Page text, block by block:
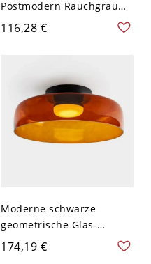
Postmodern Rauchgrau
Glas 3-Licht Schlafzimmer
Deckenlampe
116,28 €
Moderne schwarze
geometrische Glas-
Halbflächenleuchte mit
klaren Glasschirmen -
174,19 €